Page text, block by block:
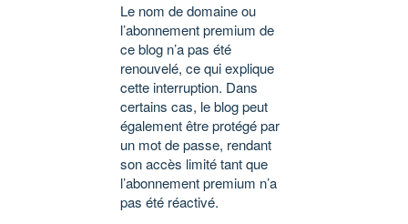
Le nom de domaine ou
l’abonnement premium de
ce blog n’a pas été
renouvelé, ce qui explique
cette interruption. Dans
certains cas, le blog peut
également être protégé par
un mot de passe, rendant
son accès limité tant que
l’abonnement premium n’a
pas été réactivé.